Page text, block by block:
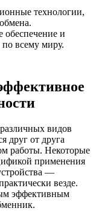
технологии,
обеспечение и
всему миру.
видов
друг от друга
работы. Некоторые
применения
—
везде.
эффективным